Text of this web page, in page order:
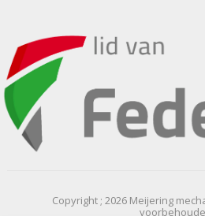
Copyright ; 2026 Meijering